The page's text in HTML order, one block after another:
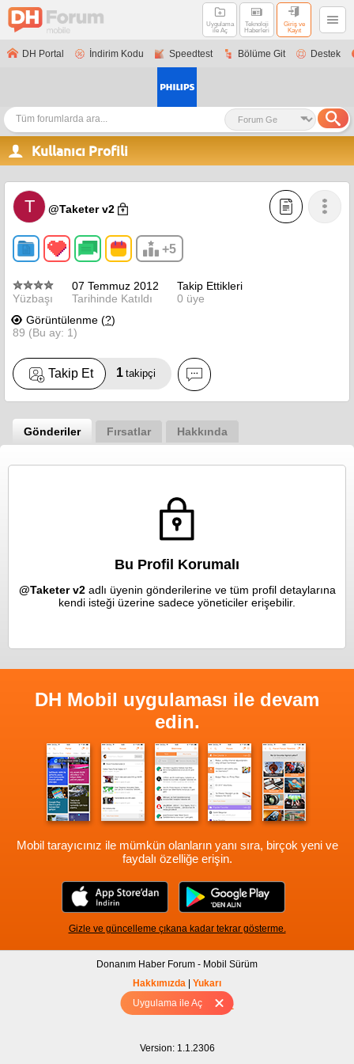
Uygulama
ile Aç
Uygulama ile Aç
Teknoloji
Haberleri
Giriş ve
Kayıt
DH Portal İndirim Kodu Speedtest Bölüme Git Destek
Kullanıcı Profili
T @Taketer v2
+5
Yüzbaşı
07 Temmuz 2012
Tarihinde Katıldı
Takip Ettikleri
0 üye
Görüntülenme (?)
89 (Bu ay: 1)
Takip Et 1 takipçi
Gönderiler Fırsatlar Hakkında
Bu Profil Korumalı
@Taketer v2adlı üyenin gönderilerine ve tüm profil detaylarına
kendi isteği üzerine sadece yöneticiler erişebilir.
DH Mobil uygulaması ile devam
edin.
Mobil tarayıcınız ile mümkün olanların yanı sıra, birçok yeni ve
faydalı özelliğe erişin.
Gizle ve güncelleme çıkana kadar tekrar gösterme.
Donanım Haber Forum - Mobil Sürüm
Hakkımızda | Yukarı
Tam sürüm için Tıklayınız
Version: 1.1.2306